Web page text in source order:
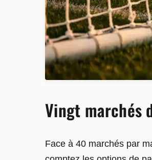
Vingt marchés
Face à 40 marchés par